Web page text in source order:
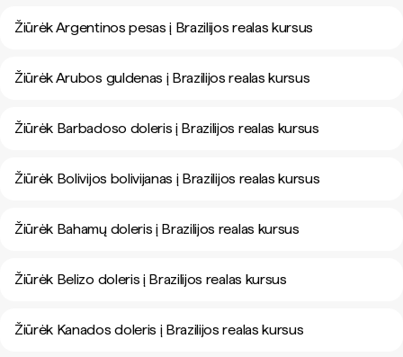
Žiūrėk Argentinos pesas į Brazilijos realas kursus
Žiūrėk Arubos guldenas į Brazilijos realas kursus
Žiūrėk Barbadoso doleris į Brazilijos realas kursus
Žiūrėk Bolivijos bolivijanas į Brazilijos realas kursus
Žiūrėk Bahamų doleris į Brazilijos realas kursus
Žiūrėk Belizo doleris į Brazilijos realas kursus
Žiūrėk Kanados doleris į Brazilijos realas kursus